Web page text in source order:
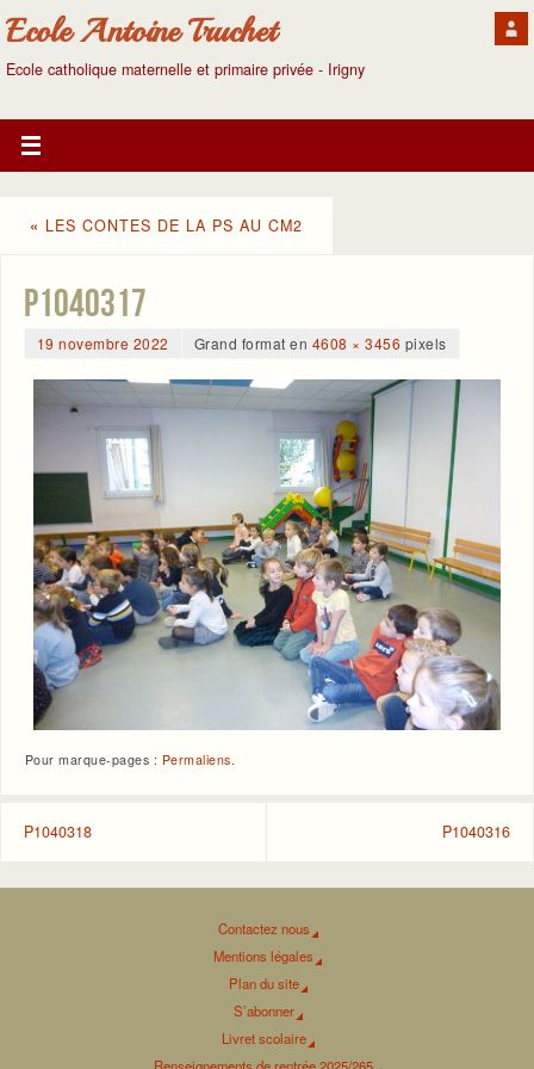
Ecole Antoine Truchet
Ecole catholique maternelle et primaire privée - Irigny
« LES CONTES DE LA PS AU CM2
P1040317
19 novembre 2022 Grand format en 4608 × 3456 pixels
Pour marque-pages : Permaliens
P1040318 P1040316
Contactez nous
Mentions légales
Plan du site
S’abonner
Livret scolaire